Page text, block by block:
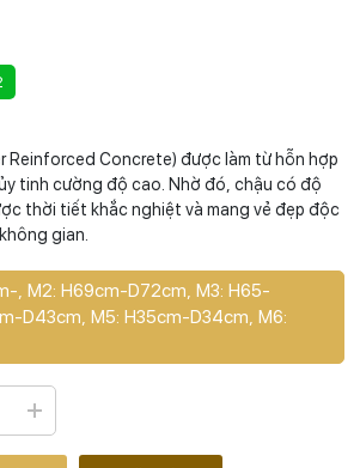
Reinforced Concrete) được làm từ hỗn hợp
tinh cường độ cao. Nhờ đó, chậu có độ
thời tiết khắc nghiệt và mang vẻ đẹp độc
gian.
, M2: H69cm-D72cm, M3: H65-
D43cm, M5: H35cm-D34cm, M6: